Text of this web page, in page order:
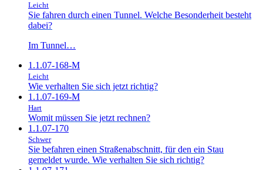
Leicht
Sie fahren durch einen Tunnel. Welche Besonderheit besteht
dabei?
Im Tunnel…
1.1.07-168-M
Leicht
Wie verhalten Sie sich jetzt richtig?
1.1.07-169-M
Hart
Womit müssen Sie jetzt rechnen?
1.1.07-170
Schwer
Sie befahren einen Straßenabschnitt, für den ein Stau
gemeldet wurde. Wie verhalten Sie sich richtig?